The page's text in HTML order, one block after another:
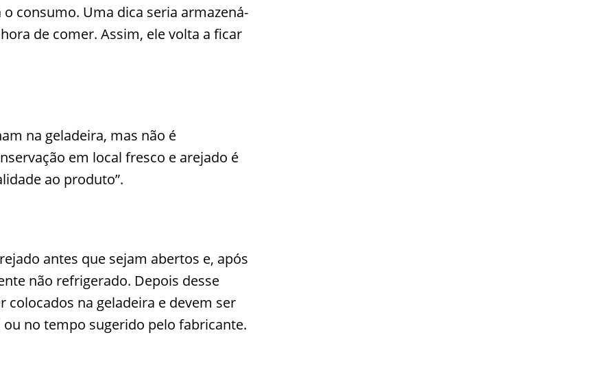
consumo. Uma dica seria armazená-
de comer. Assim, ele volta a ficar
na geladeira, mas não é
em local fresco e arejado é
ao produto”.
antes que sejam abertos e, após
não refrigerado. Depois desse
na geladeira e devem ser
no tempo sugerido pelo fabricante.